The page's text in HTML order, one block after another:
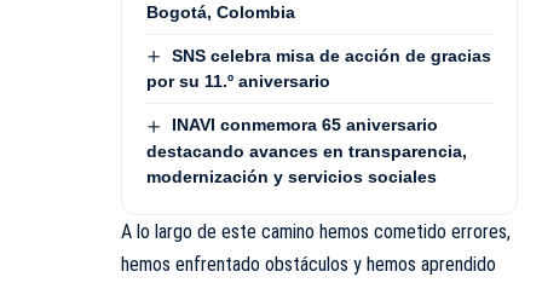
Bogotá, Colombia
SNS celebra misa de acción de gracias
por su 11.º aniversario
INAVI conmemora 65 aniversario
destacando avances en transparencia,
modernización y servicios sociales
A lo largo de este camino hemos cometido errores,
hemos enfrentado obstáculos y hemos aprendido